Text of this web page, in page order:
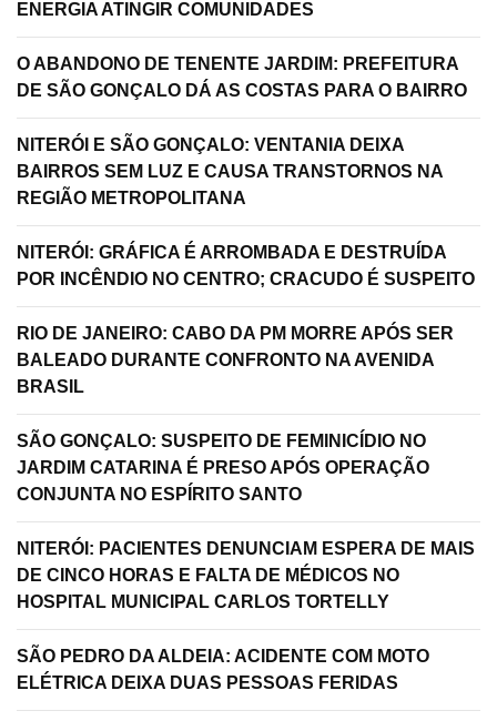
ENERGIA ATINGIR COMUNIDADES
O ABANDONO DE TENENTE JARDIM: PREFEITURA
DE SÃO GONÇALO DÁ AS COSTAS PARA O BAIRRO
NITERÓI E SÃO GONÇALO: VENTANIA DEIXA
BAIRROS SEM LUZ E CAUSA TRANSTORNOS NA
REGIÃO METROPOLITANA
NITERÓI: GRÁFICA É ARROMBADA E DESTRUÍDA
POR INCÊNDIO NO CENTRO; CRACUDO É SUSPEITO
RIO DE JANEIRO: CABO DA PM MORRE APÓS SER
BALEADO DURANTE CONFRONTO NA AVENIDA
BRASIL
SÃO GONÇALO: SUSPEITO DE FEMINICÍDIO NO
JARDIM CATARINA É PRESO APÓS OPERAÇÃO
CONJUNTA NO ESPÍRITO SANTO
NITERÓI: PACIENTES DENUNCIAM ESPERA DE MAIS
DE CINCO HORAS E FALTA DE MÉDICOS NO
HOSPITAL MUNICIPAL CARLOS TORTELLY
SÃO PEDRO DA ALDEIA: ACIDENTE COM MOTO
ELÉTRICA DEIXA DUAS PESSOAS FERIDAS